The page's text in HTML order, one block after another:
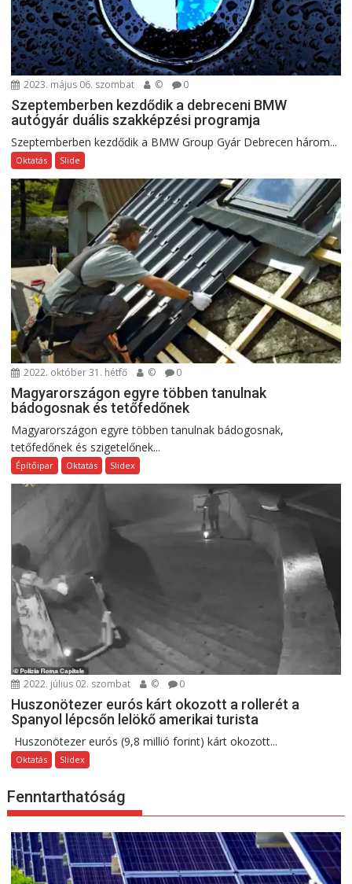
2023. május 06. szombat © 0
Szeptemberben kezdődik a debreceni BMW
autógyár duális szakképzési programja
Szeptemberben kezdődik a BMW Group Gyár Debrecen három...
Oktatás Slide
2022. október 31. hétfő © 0
Magyarországon egyre többen tanulnak
bádogosnak és tetőfedőnek
Magyarországon egyre többen tanulnak bádogosnak,
tetőfedőnek és szigetelőnek...
Építőipar Oktatás Slidex
2022. július 02. szombat © 0
Huszonötezer eurós kárt okozott a rollerét a
Spanyol lépcsőn lelökő amerikai turista
Huszonötezer eurós (9,8 millió forint) kárt okozott...
Oktatás Slidex
Fenntarthatóság